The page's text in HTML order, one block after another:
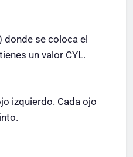
se coloca el
un valor CYL.
izquierdo. Cada ojo